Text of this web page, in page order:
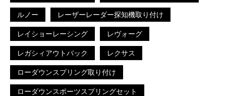
ルノー レーザーレーダー探知機取り付け
レイショーレーシング レヴォーグ
レガシィアウトバック レクサス
ローダウンスプリング取り付け
ローダウンスポーツスプリングセット